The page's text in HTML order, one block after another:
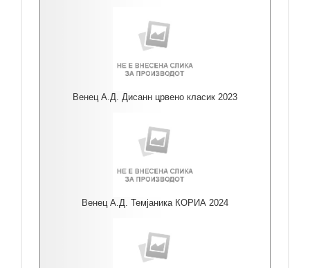
Венец А.Д. Дисанн црвено класик 2023
Венец А.Д. Темјаника КОРИА 2024